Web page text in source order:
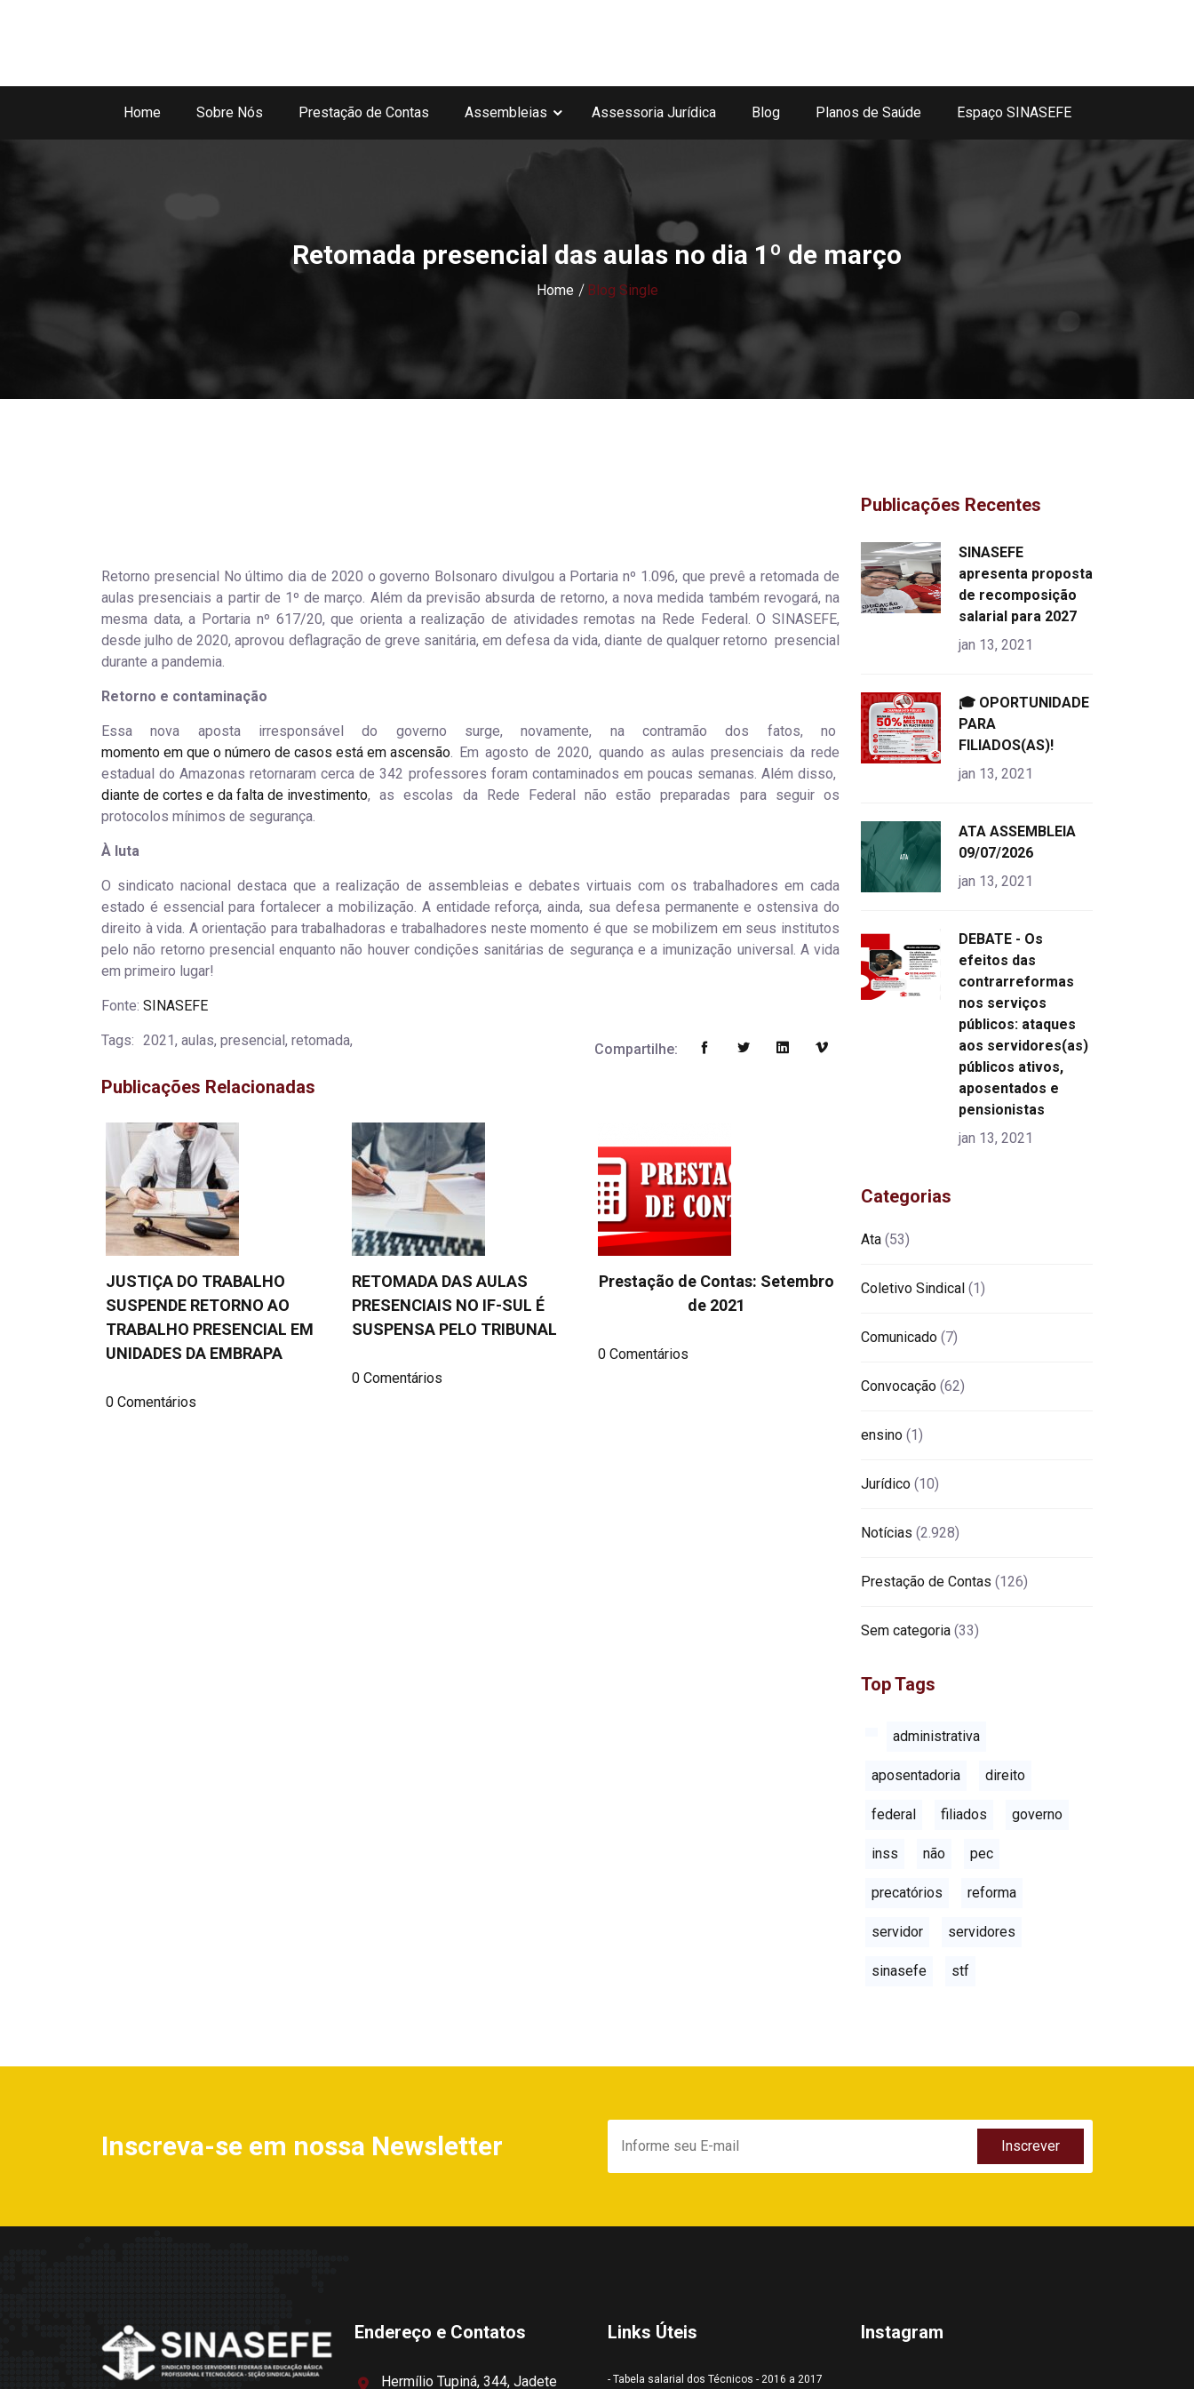
Home Sobre Nós Prestação de Contas Assembleias Assessoria Jurídica Blog Planos de Saúde Espaço SINASEFE
Retomada presencial das aulas no dia 1º de março
Home Blog Single
Retorno presencial No último dia de 2020 o governo Bolsonaro divulgou a Portaria nº 1.096, que prevê a retomada de
aulas presenciais a partir de 1º de março. Além da previsão absurda de retorno, a nova medida também revogará, na
mesma data, a Portaria nº 617/20, que orienta a realização de atividades remotas na Rede Federal. O SINASEFE,
desde julho de 2020, aprovou deflagração de greve sanitária, em defesa da vida, diante de qualquer retorno presencial
durante a pandemia.
Retorno e contaminação
Essa nova aposta irresponsável do governo surge, novamente, na contramão dos fatos, no
momento em que o número de casos está em ascensão . Em agosto de 2020, quando as aulas presenciais da rede
estadual do Amazonas retornaram cerca de 342 professores foram contaminados em poucas semanas. Além disso,
diante de cortes e da falta de investimento, as escolas da Rede Federal não estão preparadas para seguir os
protocolos mínimos de segurança.
À luta
O sindicato nacional destaca que a realização de assembleias e debates virtuais com os trabalhadores em cada
estado é essencial para fortalecer a mobilização. A entidade reforça, ainda, sua defesa permanente e ostensiva do
direito à vida. A orientação para trabalhadoras e trabalhadores neste momento é que se mobilizem em seus institutos
pelo não retorno presencial enquanto não houver condições sanitárias de segurança e a imunização universal. A vida
em primeiro lugar!
Fonte: SINASEFE
Tags: 2021, aulas, presencial, retomada,
Compartilhe:
Publicações Relacionadas
JUSTIÇA DO TRABALHO
SUSPENDE RETORNO AO
TRABALHO PRESENCIAL EM
UNIDADES DA EMBRAPA
0 Comentários
RETOMADA DAS AULAS
PRESENCIAIS NO IF-SUL É
SUSPENSA PELO TRIBUNAL
0 Comentários
Prestação de Contas: Setembro
de 2021
0 Comentários
Publicações Recentes
alt="product">
SINASEFE
apresenta proposta
de recomposição
salarial para 2027
jan 13, 2021
alt="product">
🎓 OPORTUNIDADE
PARA
FILIADOS(AS)!
jan 13, 2021
alt="product">
ATA ASSEMBLEIA
09/07/2026
jan 13, 2021
alt="product">
DEBATE - Os
efeitos das
contrarreformas
nos serviços
públicos: ataques
aos servidores(as)
públicos ativos,
aposentados e
pensionistas
jan 13, 2021
Categorias
Ata (53)
Coletivo Sindical (1)
Comunicado (7)
Convocação (62)
ensino (1)
Jurídico (10)
Notícias (2.928)
Prestação de Contas (126)
Sem categoria (33)
Top Tags
administrativa
aposentadoria direito
federal filiados governo
inss não pec
precatórios reforma
servidor servidores
sinasefe stf
Inscreva-se em nossa Newsletter
Endereço e Contatos
Hermílio Tupiná, 344, Jadete
Links Úteis
- Tabela salarial dos Técnicos - 2016 a 2017
Instagram